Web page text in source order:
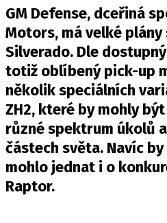
DAKAR
Z
ZE
PIT
ČEŠI V
GM Defense, dceřiná
Motors, má velké
Silverado. Dle
totiž oblíbený pick-up
několik speciálních
ZH2, které by mohly
různé spektrum úkolů
částech světa. Navíc
mohlo jednat i o
Raptor.